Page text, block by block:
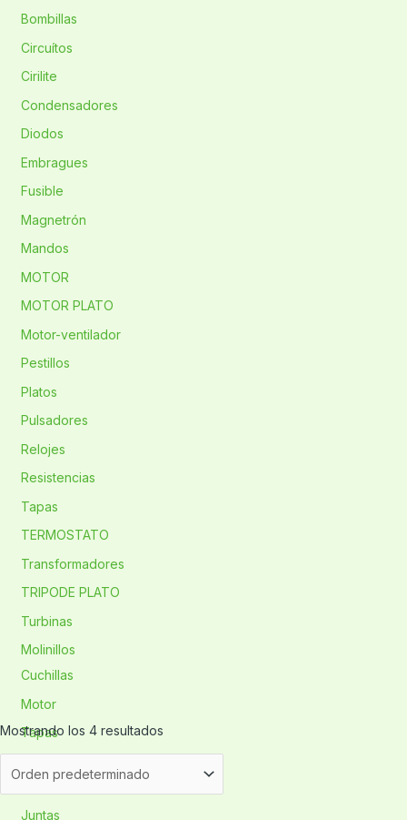
Bombillas
Circuítos
Cirilite
Condensadores
Diodos
Embragues
Fusible
Magnetrón
Mandos
MOTOR
MOTOR PLATO
Motor-ventilador
Pestillos
Platos
Pulsadores
Relojes
Resistencias
Tapas
TERMOSTATO
Transformadores
TRIPODE PLATO
Turbinas
Molinillos
Cuchillas
Motor
Tapas
Juntas
Mostrando los 4 resultados